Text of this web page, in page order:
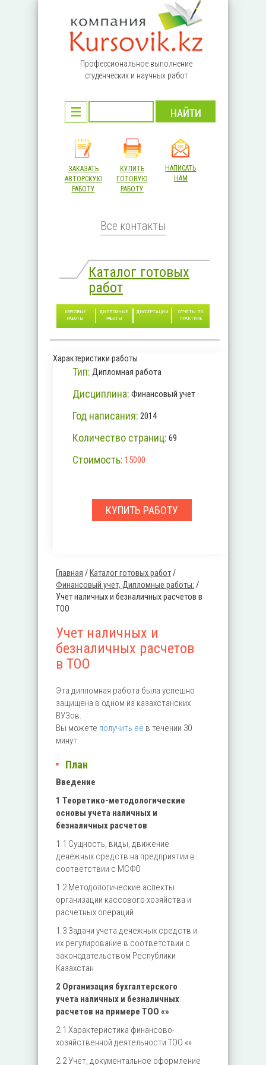
Профессиональное выполнение
студенческих и научных работ
ЗАКАЗАТЬ
АВТОРСКУЮ
РАБОТУ
КУПИТЬ
ГОТОВУЮ
РАБОТУ
НАПИСАТЬ
НАМ
Все контакты
Каталог готовых
работ
КУРСОВЫЕ
РАБОТЫ
ДИПЛОМНЫЕ
РАБОТЫ
ДИССЕРТАЦИИ
ОТЧЕТЫ ПО
ПРАКТИКЕ
Вы здесь
Главная / Каталог готовых работ/
Финансовый учет, Дипломные работы: /
Учет наличных и безналичных расчетов в
ТОО
Учет наличных и
безналичных расчетов
в ТОО
Эта дипломная работа была успешно
защищена в одном из казахстанских
ВУЗов.
Вы можете получить ее в течении 30
минут.
План
Введение
1 Теоретико-методологические
основы учета наличных и
безналичных расчетов
1.1 Сущность, виды, движение
денежных средств на предприятии в
соответствии с МСФО
1.2 Методологические аспекты
организации кассового хозяйства и
расчетных операций
1.3 Задачи учета денежных средств и
их регулирование в соответствии с
законодательством Республики
Казахстан
2 Организация бухгалтерского
учета наличных и безналичных
расчетов на примере ТОО «»
2.1 Характеристика финансово-
хозяйственной деятельности ТОО «»
2.2 Учет, документальное оформление
Характеристики работы
Тип: Дипломная работа
Дисциплина: Финансовый учет
Год написания: 2014
Количество страниц: 69
Стоимость: 15000
КУПИТЬ РАБОТУ